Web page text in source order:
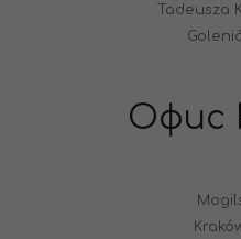
Tadeusza
Офис